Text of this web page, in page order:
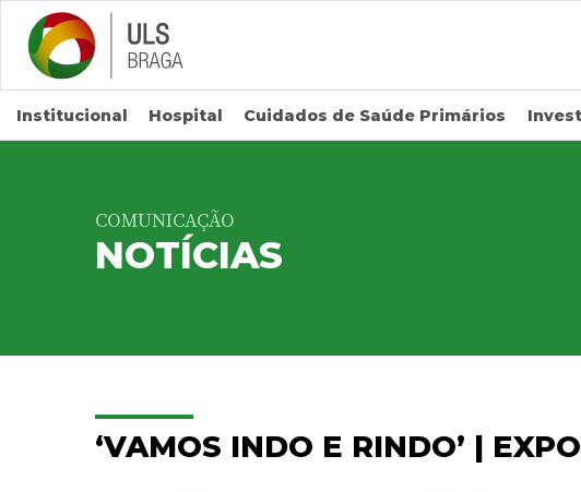
Saltar para conteúdo principal
Institucional Hospital Cuidados de Saúde Primários
COMUNICAÇÃO
NOTÍCIAS
‘VAMOS INDO E RINDO’ |